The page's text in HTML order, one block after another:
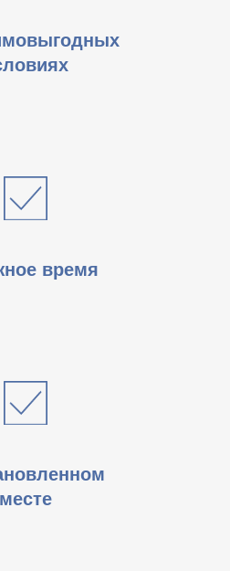
время
месте